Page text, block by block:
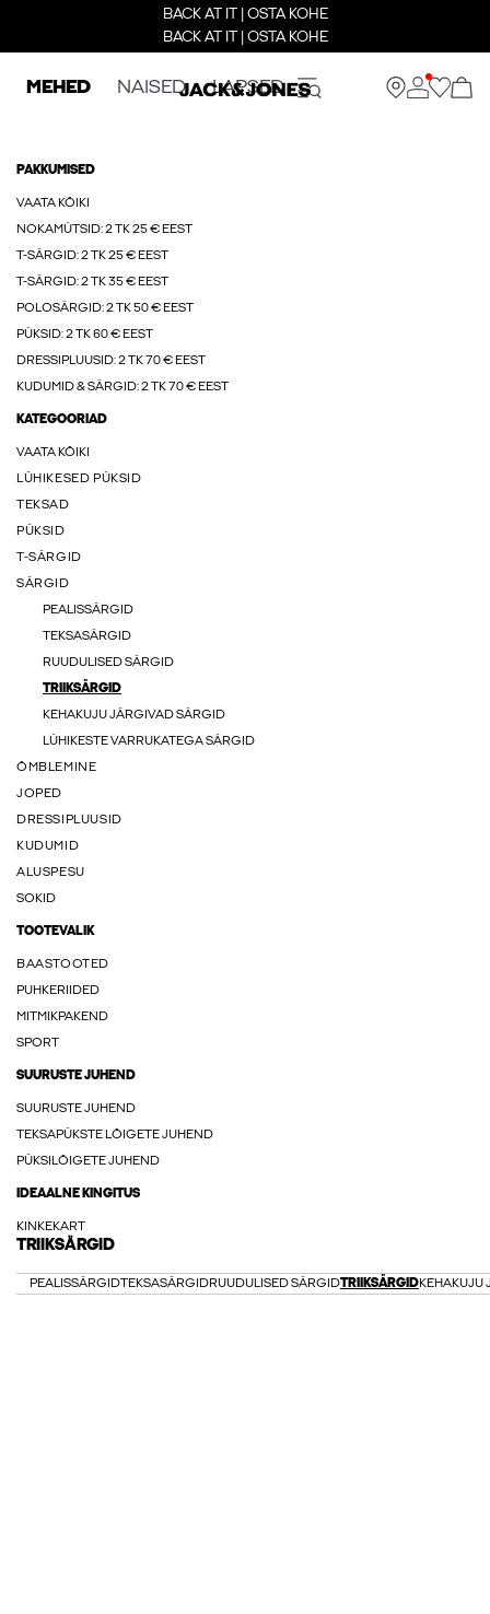
BACK AT IT | OSTA KOHE
BACK AT IT | OSTA KOHE
MEHED NAISED LAPSED
PAKKUMISED
VAATA KÕIKI
NOKAMÜTSID: 2 TK 25 € EEST
T-SÄRGID: 2 TK 25 € EEST
T-SÄRGID: 2 TK 35 € EEST
POLOSÄRGID: 2 TK 50 € EEST
PÜKSID: 2 TK 60 € EEST
DRESSIPLUUSID: 2 TK 70 € EEST
KUDUMID & SÄRGID: 2 TK 70 € EEST
KATEGOORIAD
VAATA KÕIKI
LÜHIKESED PÜKSID
TEKSAD
PÜKSID
T-SÄRGID
SÄRGID
PEALISSÄRGID
TEKSASÄRGID
RUUDULISED SÄRGID
TRIIKSÄRGID
KEHAKUJU JÄRGIVAD SÄRGID
LÜHIKESTE VARRUKATEGA SÄRGID
ÕMBLEMINE
JOPED
DRESSIPLUUSID
KUDUMID
ALUSPESU
SOKID
TOOTEVALIK
BAASTOOTED
PUHKERIIDED
MITMIKPAKEND
SPORT
SUURUSTE JUHEND
SUURUSTE JUHEND
TEKSAPÜKSTE LÕIGETE JUHEND
PÜKSILÕIGETE JUHEND
IDEAALNE KINGITUS
KINKEKART
TRIIKSÄRGID
PEALISSÄRGIDTEKSASÄRGIDRUUDULISED SÄRGIDTRIIKSÄRGIDKEHAKUJU